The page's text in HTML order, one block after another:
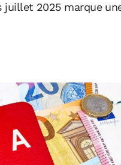
2025 marque